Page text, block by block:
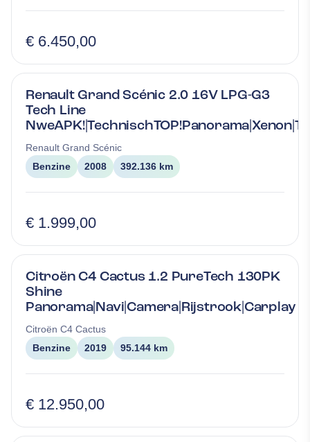
€ 6.450,00
Renault Grand Scénic 2.0 16V LPG-G3
Tech Line
Renault Grand Scénic
Benzine
2008 392.136 km
€ 1.999,00
Citroën C4 Cactus 1.2 PureTech 130PK
Shine
Panorama|Navi|Camera|Rijstrook|Carplay
Citroën C4 Cactus
Benzine
2019 95.144 km
€ 12.950,00